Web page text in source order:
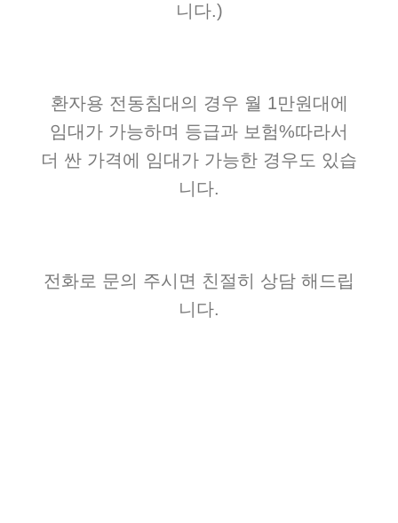
니다.)
환자용 전동침대의 경우 월 1만원대에
임대가 가능하며 등급과 보험%따라서
더 싼 가격에 임대가 가능한 경우도 있습
니다.
전화로 문의 주시면 친절히 상담 해드립
니다.